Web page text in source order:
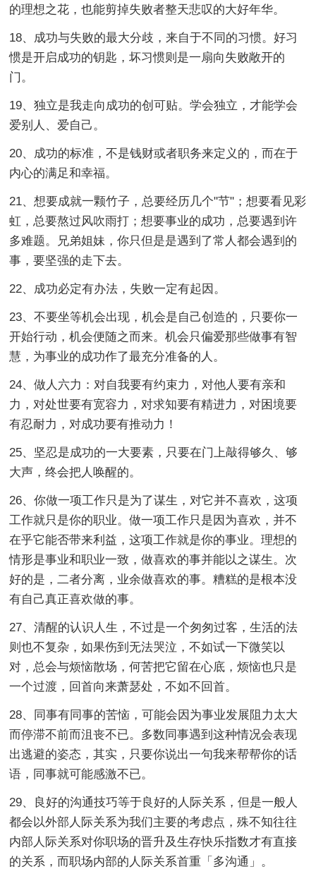
的理想之花，也能剪掉失败者整天悲叹的大好年华。
18、成功与失败的最大分歧，来自于不同的习惯。好习
惯是开启成功的钥匙，坏习惯则是一扇向失败敞开的
门。
19、独立是我走向成功的创可贴。学会独立，才能学会
爱别人、爱自己。
20、成功的标准，不是钱财或者职务来定义的，而在于
内心的满足和幸福。
21、想要成就一颗竹子，总要经历几个"节"；想要看见彩
虹，总要熬过风吹雨打；想要事业的成功，总要遇到许
多难题。兄弟姐妹，你只但是是遇到了常人都会遇到的
事，要坚强的走下去。
22、成功必定有办法，失败一定有起因。
23、不要坐等机会出现，机会是自己创造的，只要你一
开始行动，机会便随之而来。机会只偏爱那些做事有智
慧，为事业的成功作了最充分准备的人。
24、做人六力：对自我要有约束力，对他人要有亲和
力，对处世要有宽容力，对求知要有精进力，对困境要
有忍耐力，对成功要有推动力！
25、坚忍是成功的一大要素，只要在门上敲得够久、够
大声，终会把人唤醒的。
26、你做一项工作只是为了谋生，对它并不喜欢，这项
工作就只是你的职业。做一项工作只是因为喜欢，并不
在乎它能否带来利益，这项工作就是你的事业。理想的
情形是事业和职业一致，做喜欢的事并能以之谋生。次
好的是，二者分离，业余做喜欢的事。糟糕的是根本没
有自己真正喜欢做的事。
27、清醒的认识人生，不过是一个匆匆过客，生活的法
则也不复杂，如果伤到无法哭泣，不如试一下微笑以
对，总会与烦恼散场，何苦把它留在心底，烦恼也只是
一个过渡，回首向来萧瑟处，不如不回首。
28、同事有同事的苦恼，可能会因为事业发展阻力太大
而停滞不前而沮丧不已。多数同事遇到这种情况会表现
出逃避的姿态，其实，只要你说出一句我来帮帮你的话
语，同事就可能感激不已。
29、良好的沟通技巧等于良好的人际关系，但是一般人
都会以外部人际关系为我们主要的考虑点，殊不知往往
内部人际关系对你职场的晋升及生存快乐指数才有直接
的关系，而职场内部的人际关系首重「多沟通」。